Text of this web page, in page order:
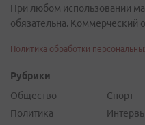
При любом использовании
обязательна. Коммерческий
Политика обработки
Рубрики
Общество
Политика
Спорт